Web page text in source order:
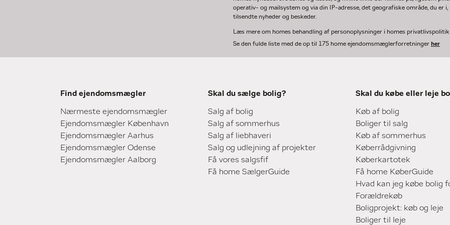
operativ- og mailsystem og via din IP-adresse, det geografiske område, du er
tilsendte nyheder og beskeder.
Læs mere om homes behandling af personoplysninger i homes
Se den fulde liste med de op til 175 home ejendomsmæglerforretninger her
Find ejendomsmægler
Nærmeste ejendomsmægler
Ejendomsmægler København
Ejendomsmægler Aarhus
Ejendomsmægler Odense
Ejendomsmægler Aalborg
Skal du sælge bolig?
Salg af bolig
Salg af sommerhus
Salg af liebhaveri
Salg og udlejning af projekter
Få vores salgsfif
Få home SælgerGuide
Skal du købe eller leje
Køb af bolig
Boliger til salg
Køb af sommerhus
Køberrådgivning
Køberkartotek
Få home KøberGuide
Hvad kan jeg købe bolig
Forældrekøb
Boligprojekt: køb og leje
Boliger til leje